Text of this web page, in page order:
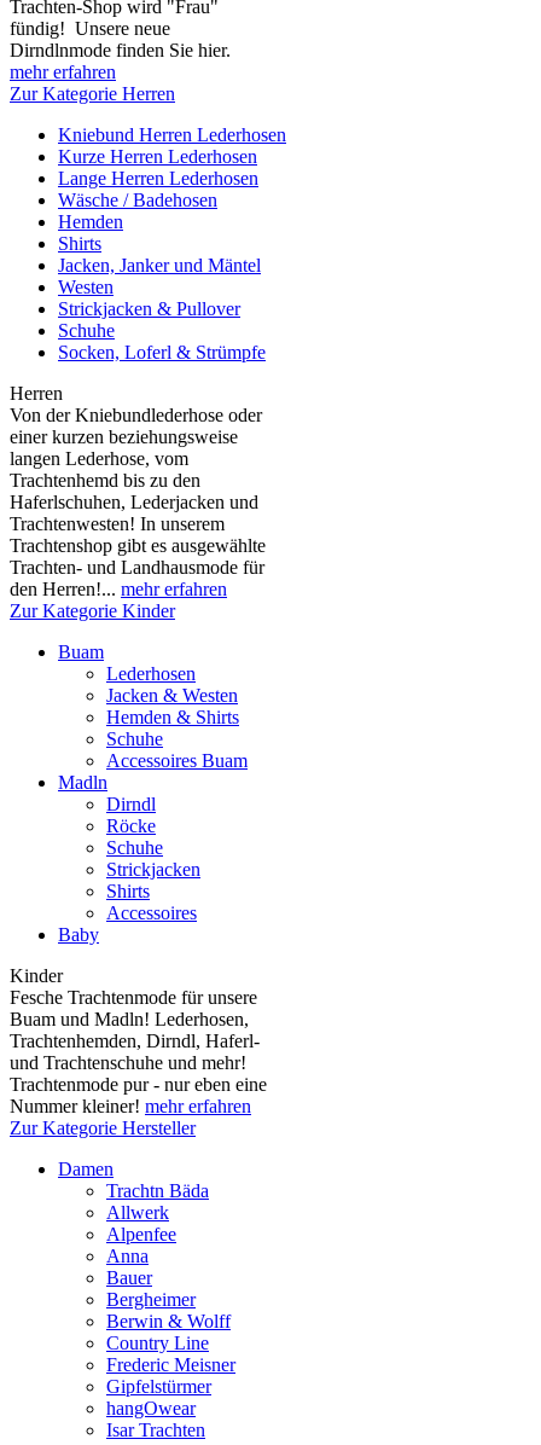
Trachten-Shop wird "Frau"
fündig! Unsere neue
Dirndlnmode finden Sie hier.
mehr erfahren
Zur Kategorie Herren
Kniebund Herren Lederhosen
Kurze Herren Lederhosen
Lange Herren Lederhosen
Wäsche / Badehosen
Hemden
Shirts
Jacken, Janker und Mäntel
Westen
Strickjacken & Pullover
Schuhe
Socken, Loferl & Strümpfe
Herren
Von der Kniebundlederhose oder
einer kurzen beziehungsweise
langen Lederhose, vom
Trachtenhemd bis zu den
Haferlschuhen, Lederjacken und
Trachtenwesten! In unserem
Trachtenshop gibt es ausgewählte
Trachten- und Landhausmode für
den Herren!... mehr erfahren
Zur Kategorie Kinder
Buam
Lederhosen
Jacken & Westen
Hemden & Shirts
Schuhe
Accessoires Buam
Madln
Dirndl
Röcke
Schuhe
Strickjacken
Shirts
Accessoires
Baby
Kinder
Fesche Trachtenmode für unsere
Buam und Madln! Lederhosen,
Trachtenhemden, Dirndl, Haferl-
und Trachtenschuhe und mehr!
Trachtenmode pur - nur eben eine
Nummer kleiner! mehr erfahren
Zur Kategorie Hersteller
Damen
Trachtn Bäda
Allwerk
Alpenfee
Anna
Bauer
Bergheimer
Berwin & Wolff
Country Line
Frederic Meisner
Gipfelstürmer
hangOwear
Isar Trachten